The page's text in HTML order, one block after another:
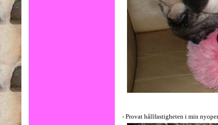
- Provat hållfastigheten i min